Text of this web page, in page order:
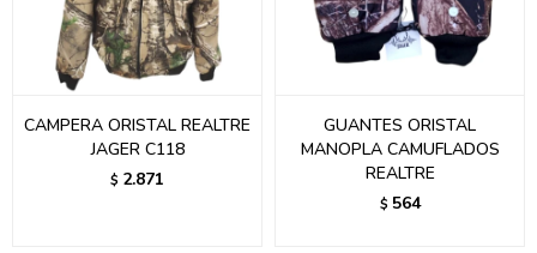
CAMPERA ORISTAL REALTRE
JAGER C118
$ 2.871
GUANTES ORISTAL
MANOPLA CAMUFLADOS
REALTRE
$ 564